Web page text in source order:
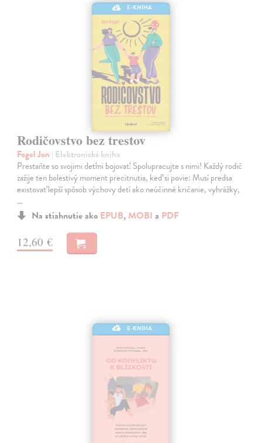
E-KNIHA
Rodičovstvo bez trestov
Fogel Jon | Elektronická kniha
Prestaňte so svojimi deťmi bojovať. Spolupracujte s nimi! Každý rodič
zažije ten bolestivý moment precitnutia, keď si povie: Musí predsa
existovať lepší spôsob výchovy detí ako neúčinné kričanie, vyhrážky,
…
Na stiahnutie ako EPUB, MOBI a PDF
12,60 €
E-KNIHA